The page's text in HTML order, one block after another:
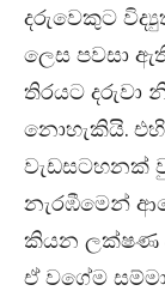
දරුවෙකුට
ලෙස පවසා
තිරයට දරුවා
නොහැකියි. එහි
වැඩසටහනක්
නැරඹීමෙන්
කියන ලක්ෂණ
ඒ වගේම